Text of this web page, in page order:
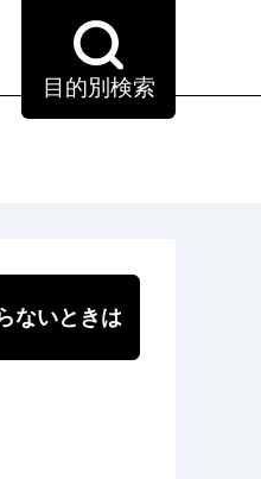
目的別検索
ないときは